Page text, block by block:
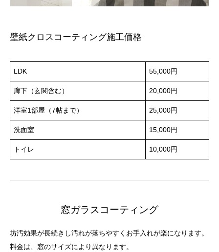
壁紙クロスコーティング施工価格
LDK 55,000円
廊下（玄関含む） 20,000円
洋室1部屋（7帖まで） 25,000円
洗面室 15,000円
トイレ 10,000円
窓ガラスコーティング
坊汚効果が長続きし汚れが落ちやすくお手入れが楽になります。
料金は、窓のサイズにより異なります。